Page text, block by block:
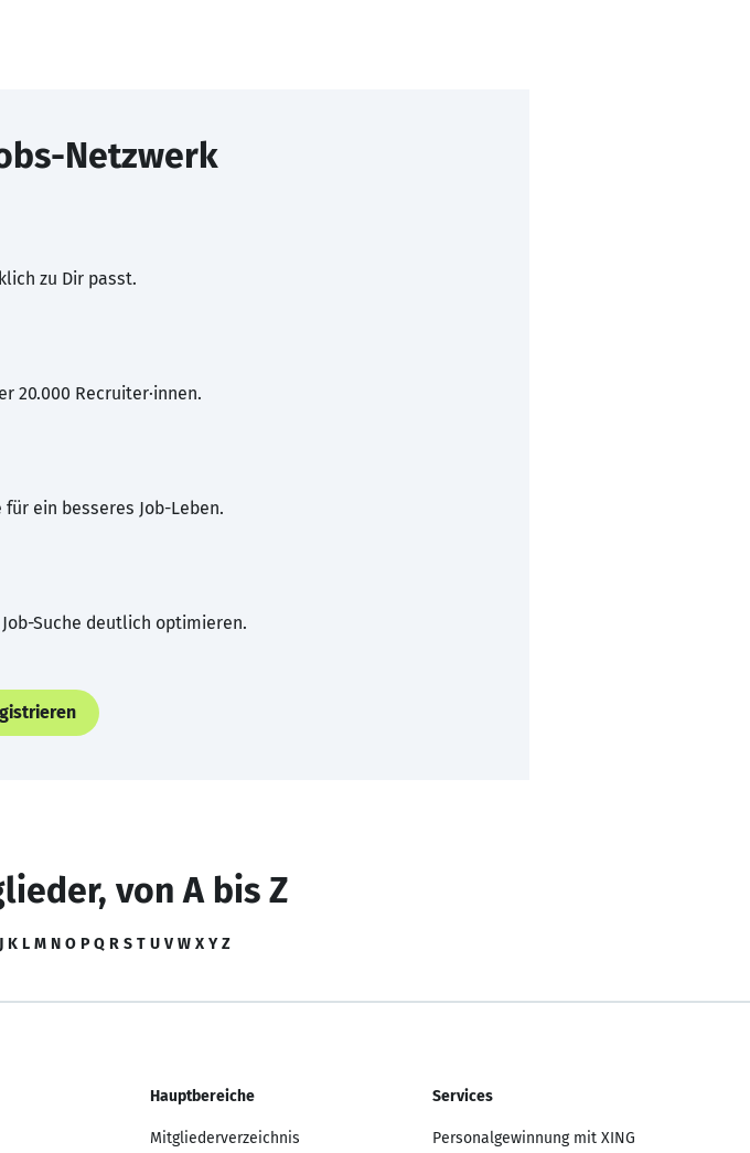
Netzwerk
zu Dir passt.
20.000 Recruiter·innen.
ein besseres Job-Leben.
Suche deutlich optimieren.
von A bis Z
J K L M N O P Q R S T U V W X Y Z
Hauptbereiche
Mitgliederverzeichnis
Services
Personalgewinnung mit XING